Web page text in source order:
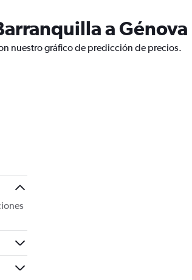
a Génova
nuestro gráfico de predicción de precios.